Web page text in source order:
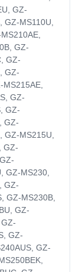
GZ-
GZ-MS110U,
GZ-
GZ-
GZ-
GZ-
GZ-
GZ-
GZ-MS215U,
GZ-
GZ-MS230,
GZ-
GZ-MS230B,
GZ-
GZ-
GZ-